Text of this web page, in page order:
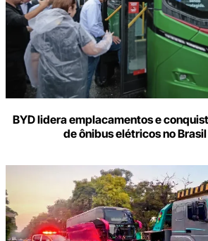
BYD lidera emplacamentos e
de ônibus elétricos no